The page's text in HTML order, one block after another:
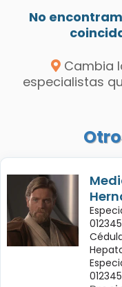
No
Cambia
especialistas